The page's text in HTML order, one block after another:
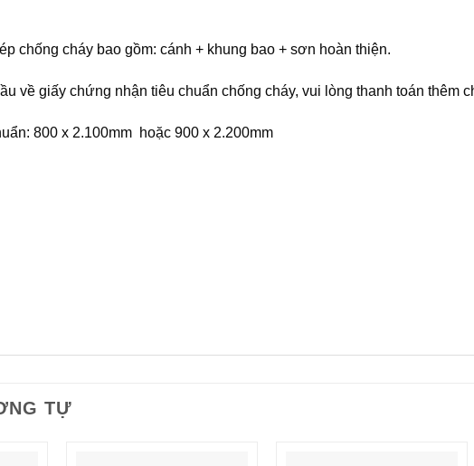
chống cháy bao gồm: cánh + khung bao + sơn hoàn thiện.
về giấy chứng nhận tiêu chuẩn chống cháy, vui lòng thanh toán thêm
800 x 2.100mm hoặc 900 x 2.200mm
TỰ